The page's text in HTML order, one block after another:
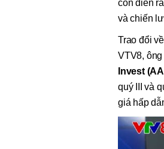
còn diễn
và chiến
Trao đổi
VTV8, ông
Invest
quý III và
giá hấp